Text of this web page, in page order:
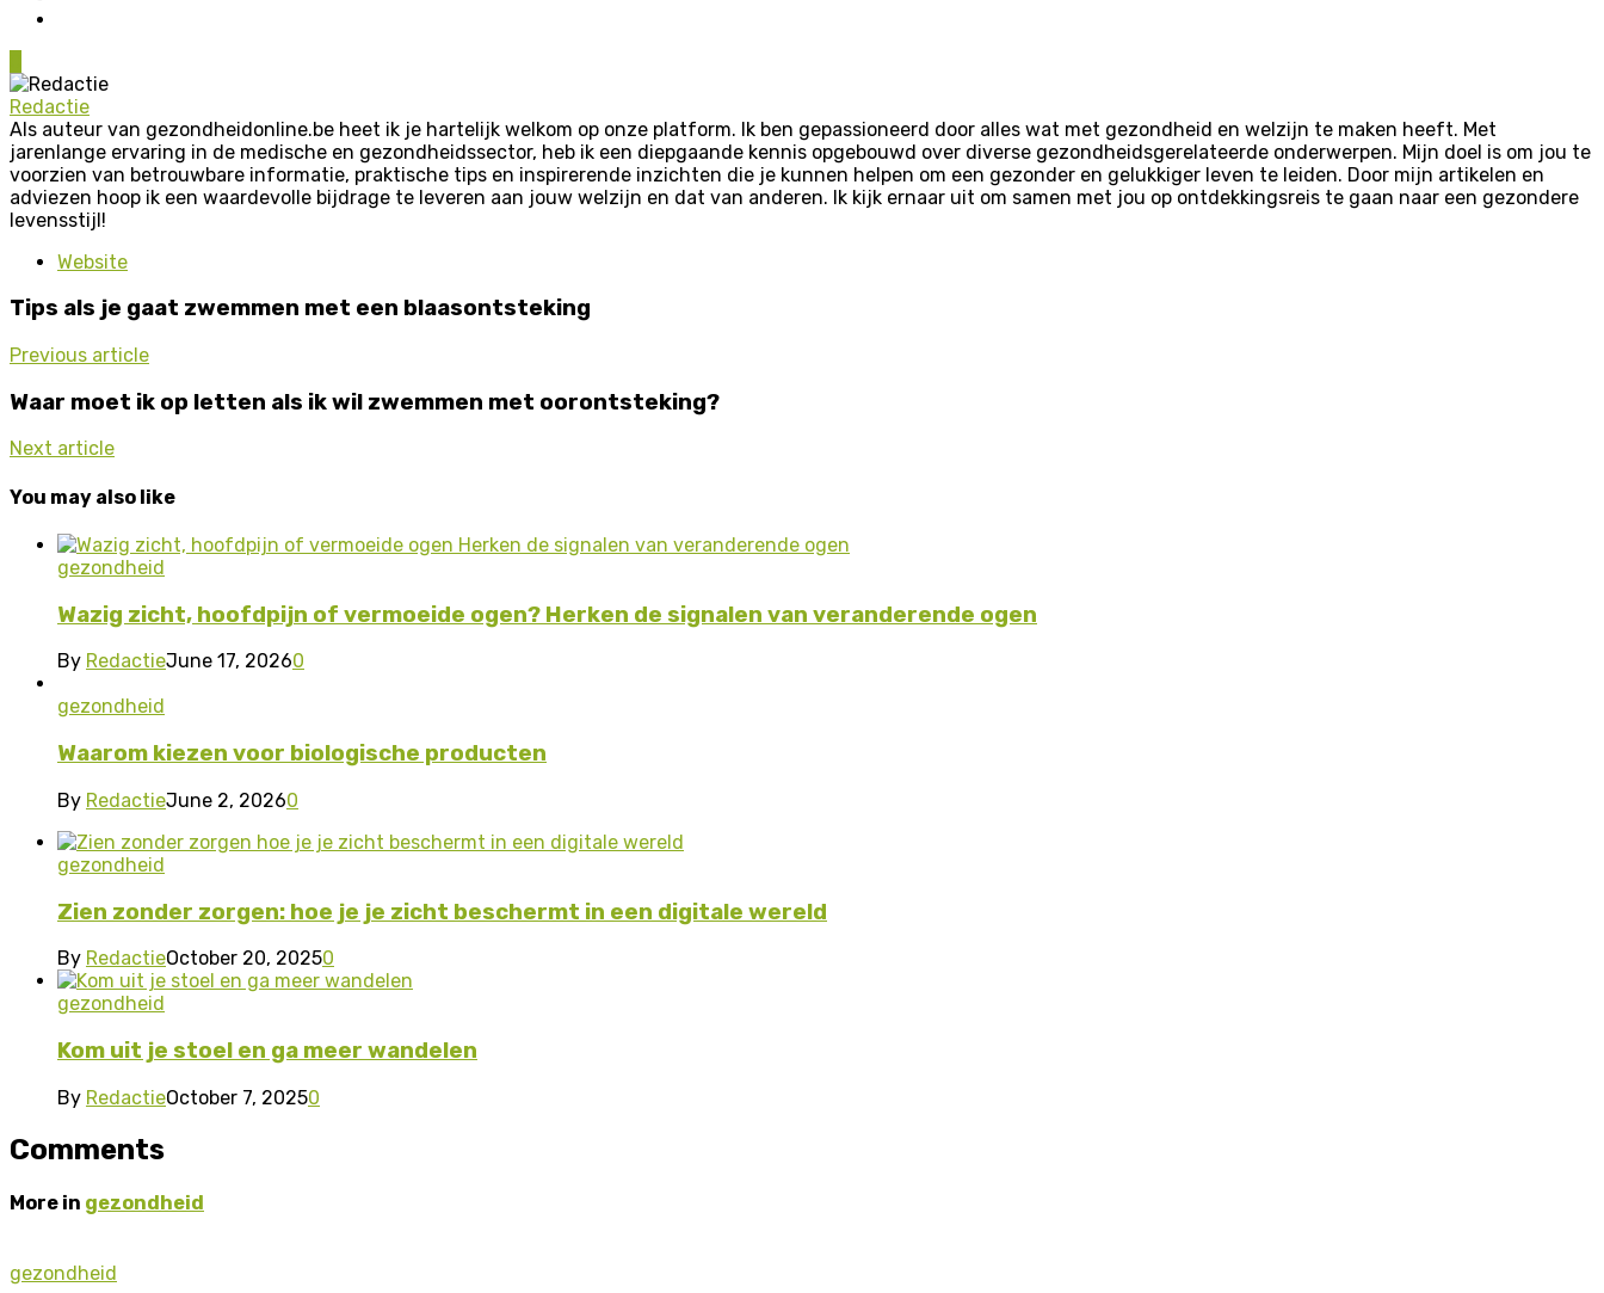
Redactie
Als auteur van gezondheidonline.be heet ik je hartelijk welkom op onze platform. Ik ben gepassioneerd door alles wat met gezondheid en welzijn te maken heeft. Met
jarenlange ervaring in de medische en gezondheidssector, heb ik een diepgaande kennis opgebouwd over diverse gezondheidsgerelateerde onderwerpen. Mijn doel is om jou te
voorzien van betrouwbare informatie, praktische tips en inspirerende inzichten die je kunnen helpen om een gezonder en gelukkiger leven te leiden. Door mijn artikelen en
adviezen hoop ik een waardevolle bijdrage te leveren aan jouw welzijn en dat van anderen. Ik kijk ernaar uit om samen met jou op ontdekkingsreis te gaan naar een gezondere
levensstijl!
Website
Tips als je gaat zwemmen met een blaasontsteking
Previous article
Waar moet ik op letten als ik wil zwemmen met oorontsteking?
Next article
You may also like
gezondheid
Wazig zicht, hoofdpijn of vermoeide ogen? Herken de signalen van veranderende ogen
By RedactieJune 17, 20260
gezondheid
Waarom kiezen voor biologische producten
By RedactieJune 2, 20260
gezondheid
Zien zonder zorgen: hoe je je zicht beschermt in een digitale wereld
By RedactieOctober 20, 20250
gezondheid
Kom uit je stoel en ga meer wandelen
By RedactieOctober 7, 20250
Comments
More in gezondheid
gezondheid